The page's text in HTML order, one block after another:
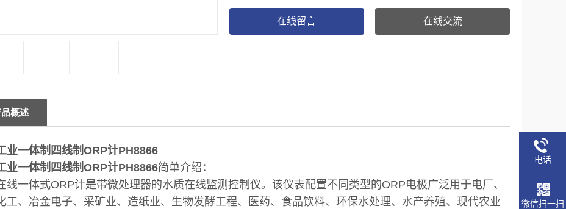
在线留言 在线交流
概述
业一体制四线制ORP计PH8866
业一体制四线制ORP计PH8866简单介绍：
线一体式ORP计是带微处理器的水质在线监测控制仪。该仪表配置不同类型的ORP电极广泛用于电厂、
工、冶金电子、采矿业、造纸业、生物发酵工程、医药、食品饮料、环保水处理、水产养殖、现代农业
电话
微信扫一扫